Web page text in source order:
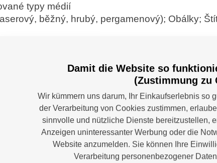
typy médií
běžný, hrubý, pergamenový); Obálky;
hmotnost médií
g/m2
vstupní kapacita (listy)
výstupní kapacita (listy)
počet stran za měsíc
Damit die Website so
(Zustimmung zu
Wir kümmern uns darum, Ihr Einkaufserlebnis so
der Verarbeitung von Cookies zustimmen,
sinnvolle und nützliche Dienste bereitzustellen,
Anzeigen uninteressanter Werbung oder die
Website anzumelden. Sie können Ihre
Verarbeitung personenbezogener